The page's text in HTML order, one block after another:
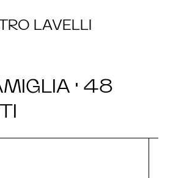
LAVELLI
· 48